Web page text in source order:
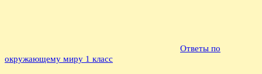
Ответы по
окружающему миру 1 класс